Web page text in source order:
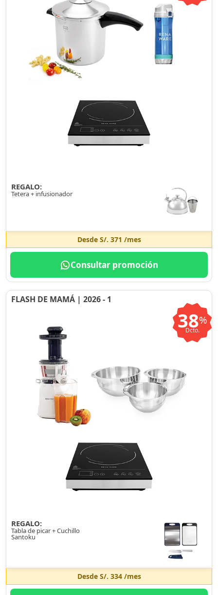
REGALO:
Tetera + infusionador
Desde S/. 371 /mes
Consultar promoción
FLASH DE MAMÁ | 2026 - 1
38%
Dcto.
REGALO:
Tabla de picar + Cuchillo
Santoku
Desde S/. 334/mes